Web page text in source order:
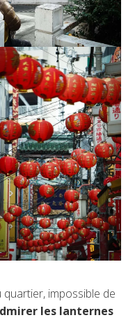
impossible de
les lanternes